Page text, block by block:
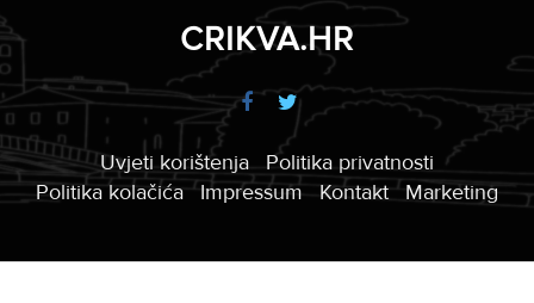
CRIKVA.HR
Uvjeti korištenja
Politika privatnosti
Politika kolačića
Impressum Kontakt Marketing